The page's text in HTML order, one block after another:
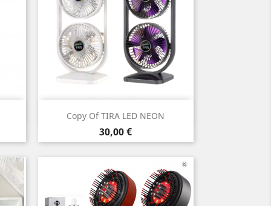
Copy Of TIRA LED NEON
Preu
30,00 €
Vista ràpida